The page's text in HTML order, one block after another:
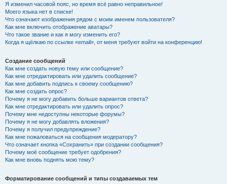
Я изменил часовой пояс, но время всё равно неправильное!
Моего языка нет в списке!
Что означают изображения рядом с моим именем пользователя?
Как мне включить отображение аватары?
Что такое звание и как я могу изменить его?
Когда я щёлкаю по ссылке «email», от меня требуют войти на конференцию!
Создание сообщений
Как мне создать новую тему или сообщение?
Как мне отредактировать или удалить сообщение?
Как мне добавить подпись к своему сообщению?
Как мне создать опрос?
Почему я не могу добавить больше вариантов ответа?
Как мне отредактировать или удалить опрос?
Почему мне недоступны некоторые форумы?
Почему я не могу добавлять вложения?
Почему я получил предупреждение?
Как мне пожаловаться на сообщения модератору?
Что означает кнопка «Сохранить» при создании сообщения?
Почему моё сообщение требует одобрения?
Как мне вновь поднять мою тему?
Форматирование сообщений и типы создаваемых тем